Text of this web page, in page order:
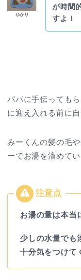
ゆかり
が時間
すよ！
パパに手伝っても
に迎え入れる前に
みーくんの髪の毛
ーでお湯を溜めてい
お湯の量は本当
少しの水量でも
十分気をつけて